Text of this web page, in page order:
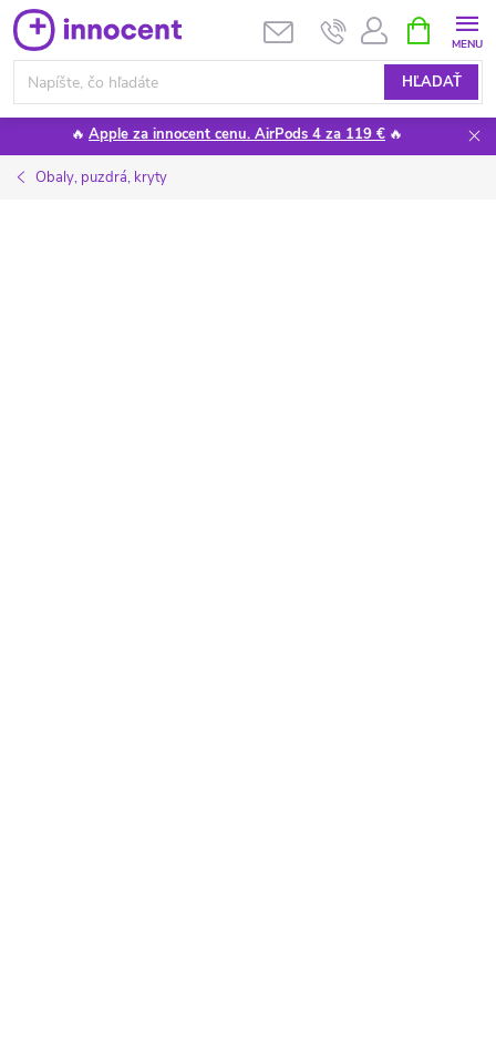
Prejsť
na
obsah
HĽADAŤ
KOŠÍK
🔥 Apple za innocent cenu. AirPods 4 za 119 € 🔥
Obaly, puzdrá, kryty